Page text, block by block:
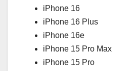
iPhone 16
iPhone 16 Plus
iPhone 16e
iPhone 15 Pro Max
iPhone 15 Pro